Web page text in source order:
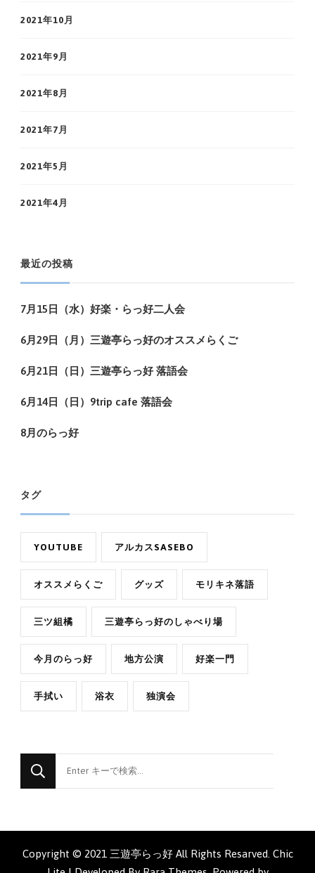
2021年10月
2021年9月
2021年8月
2021年7月
2021年5月
2021年4月
最近の投稿
7月15日（水）好楽・らっ好二人会
6月29日（月）三遊亭らっ好のオススメらくご
6月21日（日）三遊亭らっ好 落語会
6月14日（日）9trip cafe 落語会
8月のらっ好
タグ
YOUTUBE アルカスSASEBO
オススメらくご グッズ モリキネ落語
三ツ組橘 三遊亭らっ好のしゃべり場
今月のらっ好 地方公演 好楽一門
手拭い 浴衣 独演会
し
Copyright © 2021 三遊亭らっ好 All Rights Resarved. Chic